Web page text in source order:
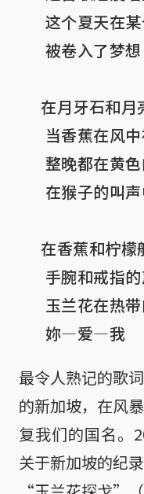
在月牙石和月
在香蕉和柠檬
妳—爱—我
最令人熟记的歌
的新加坡，在风
复我们的国名。
关于新加坡的纪